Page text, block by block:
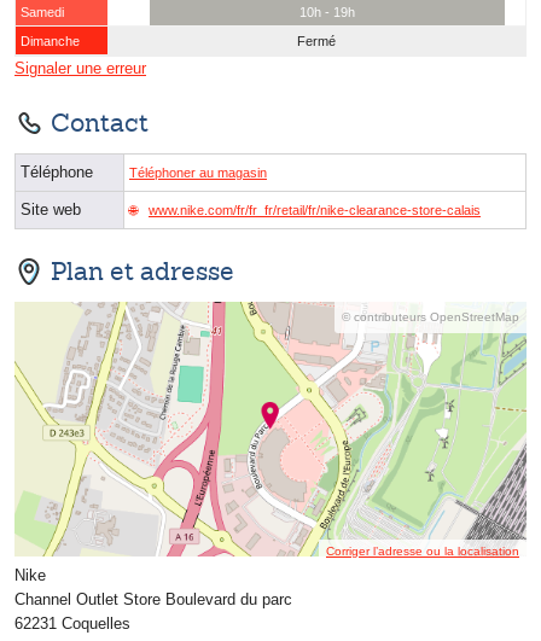
Samedi
10h - 19h
Dimanche
Fermé
Signaler une erreur
Contact
Téléphone Téléphoner au magasin
Site web www.nike.com/fr/fr_fr/retail/fr/nike-clearance-store-calais
Plan et adresse
© contributeurs OpenStreetMap
Corriger l’adresse ou la localisation
Nike
Channel Outlet Store Boulevard du parc
62231 Coquelles